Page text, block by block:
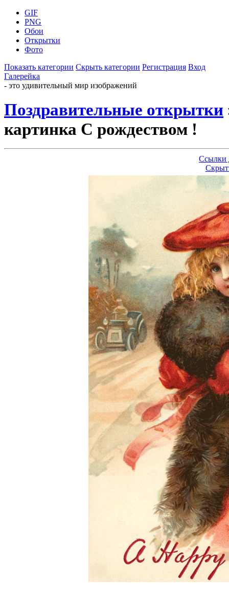
GIF
PNG
Обои
Открытки
Фото
Показать категории Скрыть категории Регистрация Вход
Галерейка
- это удивительный мир изображений
Поздравительные открытки
картинка С рождеством !
Ссылки